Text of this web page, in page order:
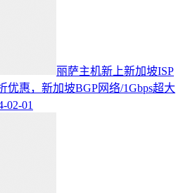
丽萨主机新上新加坡ISP
优惠，新加坡BGP网络/1Gbps超大
02-01